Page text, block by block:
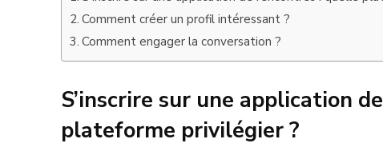
Comment créer un profil intéressant ?
Comment engager la conversation ?
S’inscrire sur une application
plateforme privilégier ?